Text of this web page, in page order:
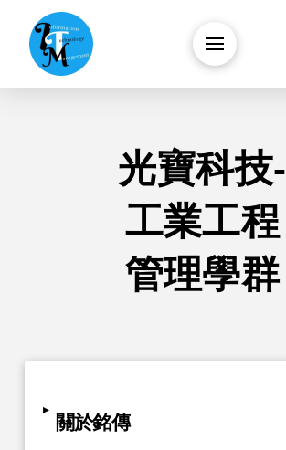
光寶科技-
工業工程
管理學群
▸
關於銘傳